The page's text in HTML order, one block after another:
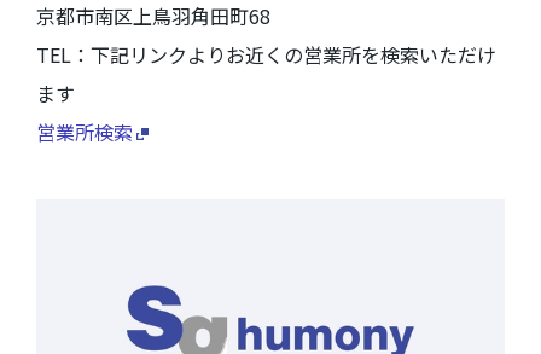
京都市南区上鳥羽角田町68
TEL：下記リンクよりお近くの営業所を検索いただけ
ます
営業所検索